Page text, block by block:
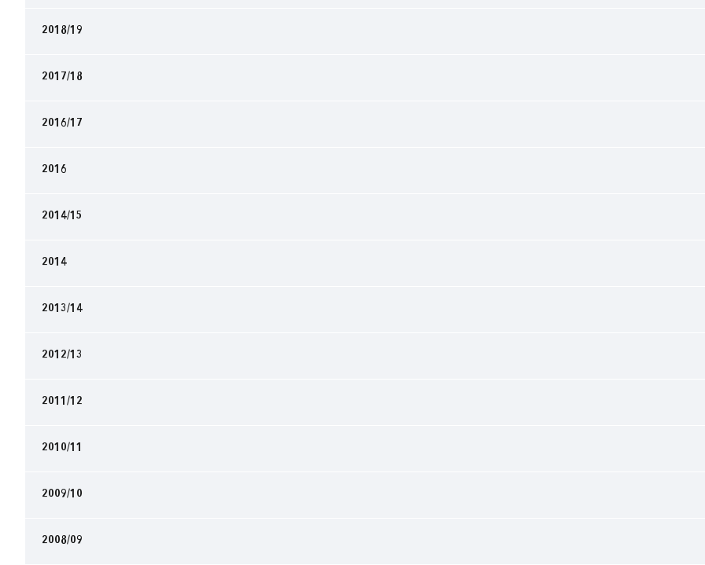
2018/19
2017/18
2016/17
2016
2014/15
2014
2013/14
2012/13
2011/12
2010/11
2009/10
2008/09